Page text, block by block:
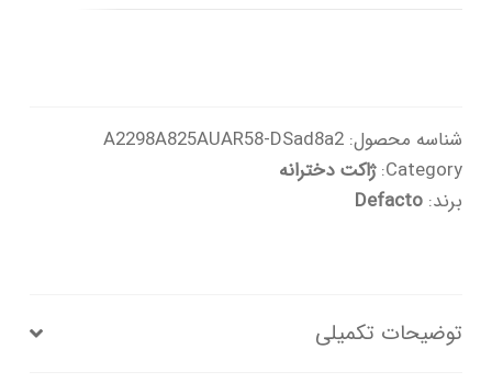
شناسه محصول:A2298A825AUAR58-DSad8a2
Category: ژاکت دخترانه
برند:Defacto
توضیحات تکمیلی